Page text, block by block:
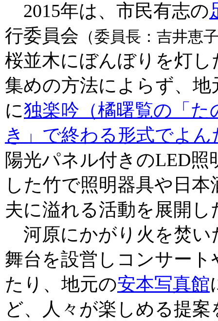
2015年は、市民有志の
行委員会 （委員長：吉井恵
桜並木にぼんぼりを灯
集めの方法によらず、
に独楽吟（橘曙覧の「た
き」で終わる形式でよん
陽光パネル付きのLED
した竹で照明器具や日
夫に溢れる活動を展開し
河原にかがり火を焚い
舞台を設営しコンサー
たり、地元の安本写真館
ど、人々が楽しめる提案